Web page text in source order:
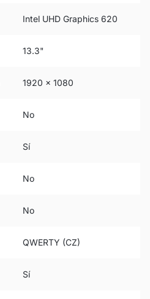
Intel UHD Graphics 620
13.3"
1920 x 1080
No
Sí
No
No
QWERTY (CZ)
Sí